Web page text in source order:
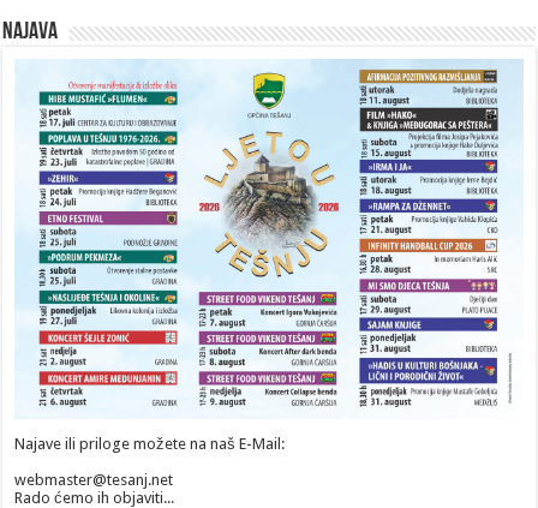
Najava
Najave ili priloge možete na naš E-Mail:
webmaster@tesanj.net
Rado ćemo ih objaviti...